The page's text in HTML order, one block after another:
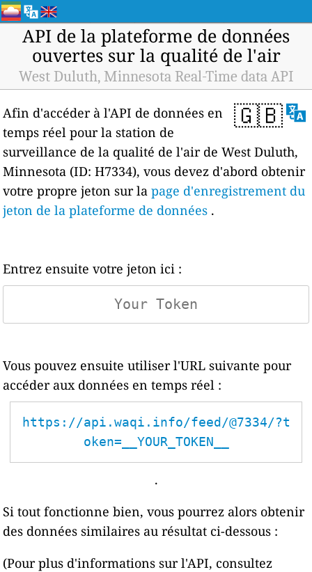
API de la plateforme de données
ouvertes sur la qualité de l'air
West Duluth, Minnesota Real-Time data API
🇬🇧
Afin d'accéder à l'API de données en
temps réel pour la station de
surveillance de la qualité de l'air de West Duluth,
Minnesota (ID: H7334), vous devez d'abord obtenir
votre propre jeton sur lapage d'enregistrement du
jeton de la plateforme de données .
Entrez ensuite votre jeton ici :
Vous pouvez ensuite utiliser l'URL suivante pour
accéder aux données en temps réel :
https://api.waqi.info/feed/@7334/?t
oken=__YOUR_TOKEN__
.
Si tout fonctionne bien, vous pourrez alors obtenir
des données similaires au résultat ci-dessous :
(Pour plus d'informations sur l'API, consultez